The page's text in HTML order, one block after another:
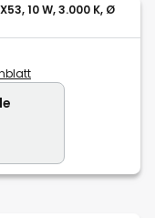
10 W, 3.000 K, Ø